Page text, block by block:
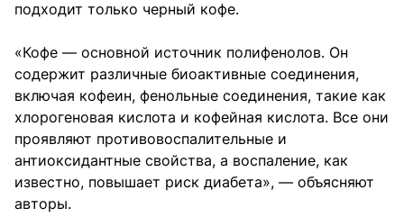
подходит только черный кофе.
«Кофе — основной источник полифенолов. Он
содержит различные биоактивные соединения,
включая кофеин, фенольные соединения, такие как
хлорогеновая кислота и кофейная кислота. Все они
проявляют противовоспалительные и
антиоксидантные свойства, а воспаление, как
известно, повышает риск диабета», — объясняют
авторы.